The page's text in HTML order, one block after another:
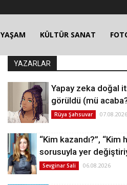
YAŞAM KÜLTÜR SANAT
YAZARLAR
Yapay zeka doğal
görüldü (mü
Rüya Şahsuvar 07.08.2026
“Kim kazandı?”,
sorusuyla yer
Sevginar Sali 06.08.2026